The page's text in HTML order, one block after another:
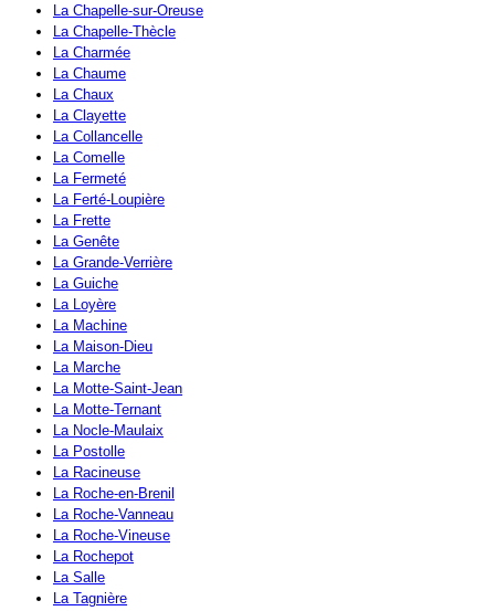
La Chapelle-sur-Oreuse
La Chapelle-Thècle
La Charmée
La Chaume
La Chaux
La Clayette
La Collancelle
La Comelle
La Fermeté
La Ferté-Loupière
La Frette
La Genête
La Grande-Verrière
La Guiche
La Loyère
La Machine
La Maison-Dieu
La Marche
La Motte-Saint-Jean
La Motte-Ternant
La Nocle-Maulaix
La Postolle
La Racineuse
La Roche-en-Brenil
La Roche-Vanneau
La Roche-Vineuse
La Rochepot
La Salle
La Tagnière